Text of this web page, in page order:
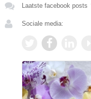
Laatste facebook posts
Sociale media: